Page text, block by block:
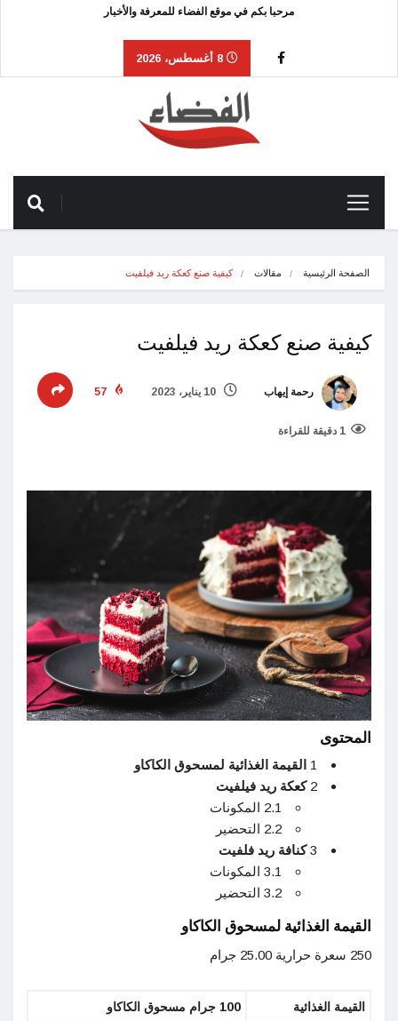
مرحبا بكم في موقع الفضاء للمعرفة والأخبار
الصفحة الرئيسية مقالات كيفية صنع كعكة ريد فيلفيت
كيفية صنع كعكة ريد فيلفيت
رحمة إيهاب
1 دقيقة للقراءة
المحتوى
1 القيمة الغذائية لمسحوق الكاكاو
2 كعكة ريد فيلفيت
2.1 المكونات
2.2 التحضير
3 كنافة ريد فلفيت
3.1 المكونات
3.2 التحضير
القيمة الغذائية لمسحوق الكاكاو
250 سعرة حرارية 25.00 جرام
القيمة الغذائية 100 جرام مسحوق الكاكاو